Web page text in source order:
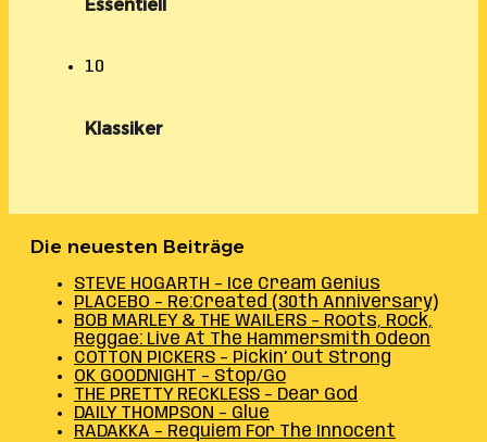
Essentiell
10
Klassiker
Die neuesten Beiträge
STEVE HOGARTH – Ice Cream Genius
PLACEBO – Re:Created (30th Anniversary)
BOB MARLEY & THE WAILERS – Roots, Rock,
Reggae: Live At The Hammersmith Odeon
COTTON PICKERS – Pickin’ Out Strong
OK GOODNIGHT – Stop/Go
THE PRETTY RECKLESS – Dear God
DAILY THOMPSON – Glue
RADAKKA – Requiem For The Innocent